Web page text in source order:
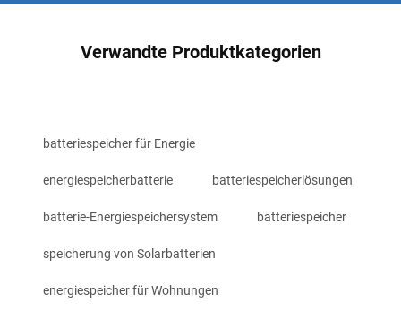
Verwandte Produktkategorien
batteriespeicher für Energie
energiespeicherbatterie batteriespeicherlösungen
batterie-Energiespeichersystem batteriespeicher
speicherung von Solarbatterien
energiespeicher für Wohnungen